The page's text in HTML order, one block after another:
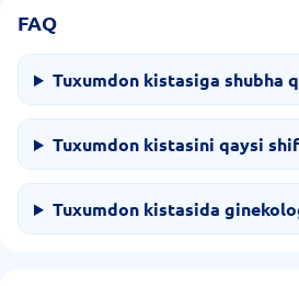
FAQ
Tuxumdon kistasiga shubha
Tuxumdon kistasini qaysi
Tuxumdon kistasida